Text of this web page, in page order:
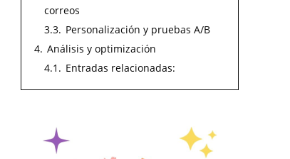
correos
3.3. Personalización y pruebas A/B
4. Análisis y optimización
4.1. Entradas relacionadas: